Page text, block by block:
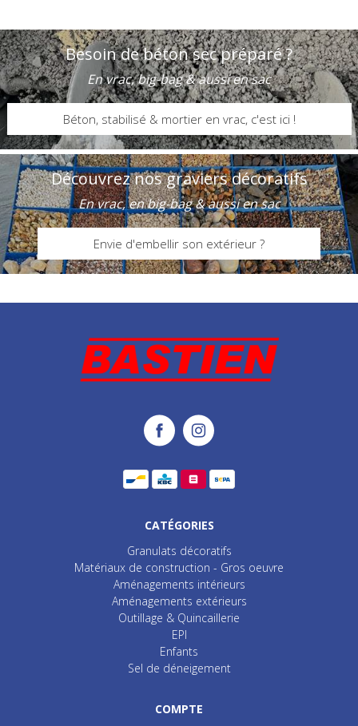
Besoin de béton sec préparé ?
En vrac, big-bag & aussi en sac
Béton, stabilisé & mortier en vrac, c'est ici !
Découvrez nos graviers décoratifs
En vrac, en big-bag & aussi en sac
Envie d'embellir son extérieur ?
CATÉGORIES
Granulats décoratifs
Matériaux de construction - Gros oeuvre
Aménagements intérieurs
Aménagements extérieurs
Outillage & Quincaillerie
EPI
Enfants
Sel de déneigement
COMPTE